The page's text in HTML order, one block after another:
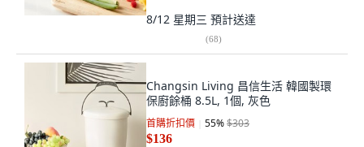
8/12 星期三 預計送達
(68)
Changsin Living 昌信生活 韓國製環
保廚餘桶 8.5L, 1個, 灰色
首購折扣價 55%$303
$136